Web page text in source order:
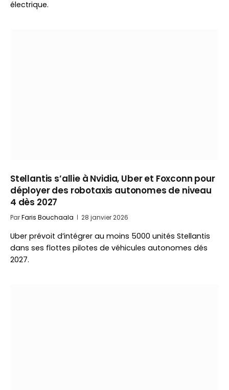
électrique.
Stellantis s’allie à Nvidia, Uber et Foxconn pour
déployer des robotaxis autonomes de niveau
4 dès 2027
ParFaris Bouchaala 28 janvier 2026
Uber prévoit d’intégrer au moins 5000 unités Stellantis
dans ses flottes pilotes de véhicules autonomes dés
2027.